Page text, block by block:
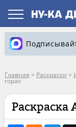
Главная > Раскраски >
горах
Раскраска